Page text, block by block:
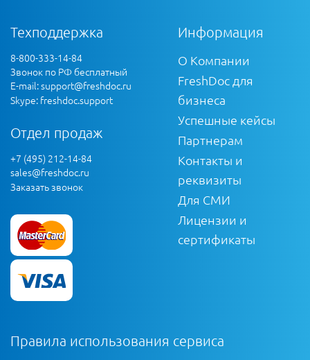
Техподдержка
8-800-333-14-84
Звонок по РФ бесплатный
E-mail:support@freshdoc.ru
Skype: freshdoc.support
Отдел продаж
+7 (495) 212-14-84
sales@freshdoc.ru
Заказать звонок
Информация
О Компании
FreshDoc для
бизнеса
Успешные кейсы
Партнерам
Контакты и
реквизиты
Для СМИ
Лицензии и
сертификаты
Правила использования сервиса